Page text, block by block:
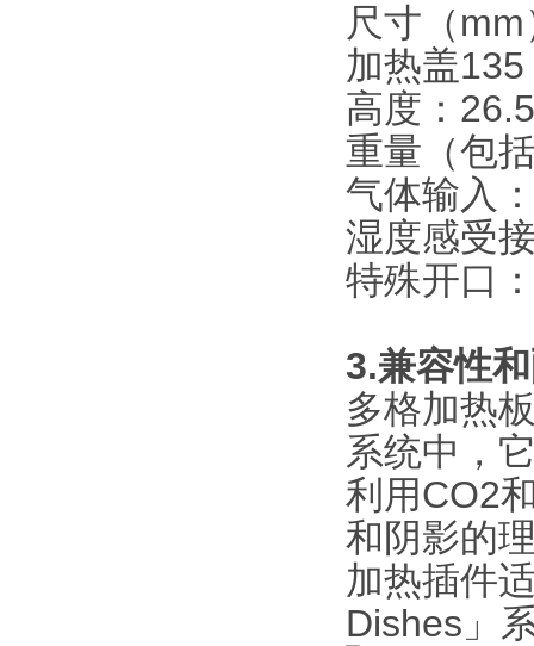
尺寸（
加热盖
高度：
重量（包
气体输入
湿度感受
特殊开口
3.兼容性
多格加热
系统中，
利用CO2
和阴影的
加热插件
Dishes」